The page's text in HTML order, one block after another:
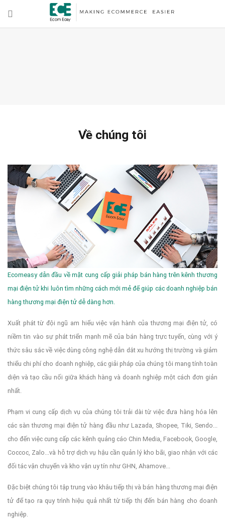
Về chúng tôi
Ecomeasy dẫn đầu về mặt cung cấp giải pháp bán hàng trên kênh thương
mại điện tử khi luôn tìm những cách mới mẻ để giúp các doanh nghiệp bán
hàng thương mại điện tử dễ dàng hơn.
Xuất phát từ đội ngũ am hiểu việc vận hành của thương mại điện tử, có
niềm tin vào sự phát triển mạnh mẽ của bán hàng trực tuyến, cùng với ý
thức sâu sắc về việc dùng công nghệ dẫn dắt xu hướng thị trường và giảm
thiểu chi phí cho doanh nghiệp, các giải pháp của chúng tôi mang tính toàn
diện và tạo cầu nối giữa khách hàng và doanh nghiệp một cách đơn giản
nhất.
Phạm vi cung cấp dịch vụ của chúng tôi trải dài từ việc đưa hàng hóa lên
các sàn thương mại điện tử hàng đầu như Lazada, Shopee, Tiki, Sendo...
cho đến việc cung cấp các kênh quảng cáo Chin Media, Facebook, Google,
Coccoc, Zalo...và hỗ trợ dịch vụ hậu cần quản lý kho bãi, giao nhận với các
đối tác vận chuyển và kho vận uy tín như GHN, Ahamove...
Đặc biệt chúng tôi tập trung vào khâu tiếp thị và bán hàng thương mại điện
tử để tạo ra quy trình hiệu quả nhất từ tiếp thị đến bán hàng cho doanh
nghiệp.